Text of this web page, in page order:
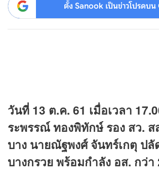
ตั้ง Sanook เป็นข่าวโปรดบ
วันที่ 13 ต.ค. 61 เมื่อเวลา
ระพรรณ์ ทองพิทักษ์ รอง สว.
บาง นายณัฐพงศ์ จันทร์เกตุ ปลั
บางกรวย พร้อมกำลัง อส. กว่า